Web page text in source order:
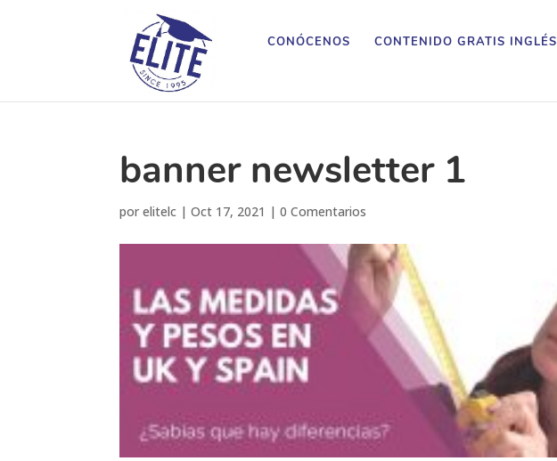
CONÓCENOS CONTENIDO GRATIS INGLÉS
banner newsletter 1
porelitelc |Oct 17, 2021 |0 Comentarios